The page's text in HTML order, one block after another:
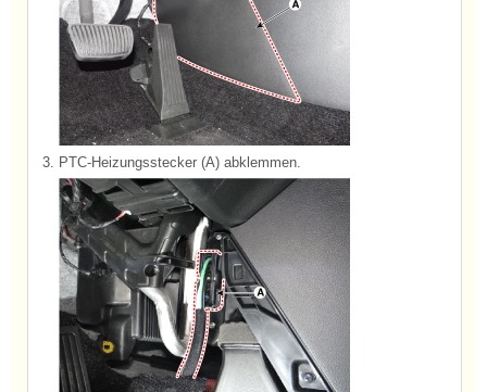
3. PTC-Heizungsstecker (A) abklemmen.